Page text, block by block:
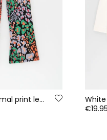
Multicolour animal print leggings
€19.95